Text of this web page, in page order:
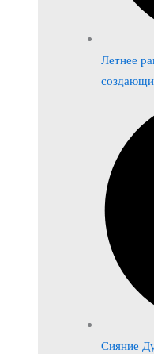
Летнее
Сияние